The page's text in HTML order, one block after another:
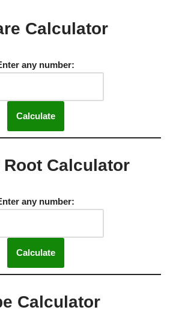
Calculator
any number:
Calculate
Root Calculator
any number:
Calculate
Calculator